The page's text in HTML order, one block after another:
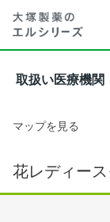
取扱い医療機関
マップを見る
花レディー